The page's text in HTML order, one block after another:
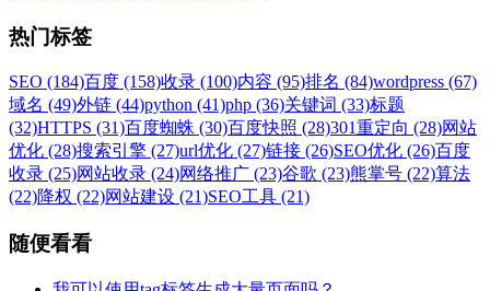
热门标签
SEO (184)百度 (158)收录 (100)内容 (95)排名 (84)wordpress (67)
域名 (49)外链 (44)python (41)php (36)关键词 (33)标题
(32)HTTPS (31)百度蜘蛛 (30)百度快照 (28)301重定向 (28)网站
优化 (28)搜索引擎 (27)url优化 (27)链接 (26)SEO优化 (26)百度
收录 (25)网站收录 (24)网络推广 (23)谷歌 (23)熊掌号 (22)算法
(22)降权 (22)网站建设 (21)SEO工具 (21)
随便看看